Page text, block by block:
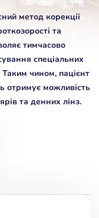
метод корекції
та
тимчасово
спеціальних
Таким чином, пацієнт
отримує можливість
та денних лінз.